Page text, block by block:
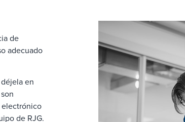
de
adecuado
en
electrónico
de RJG.